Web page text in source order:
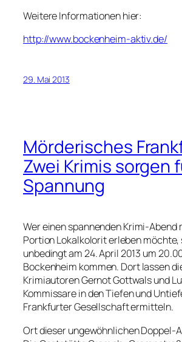
Weitere Informationen hier:
http://www.bockenheim-aktiv.de/
29. Mai 2013
Mörderisches
Zwei Krimis sorgen
Spannung
Wer einen spannenden Krimi-Abend
Portion Lokalkolorit erleben
unbedingt am 24. April 2013 um
Bockenheim kommen. Dort lassen
Krimiautoren Gernot Gottwals und
Kommissare in den Tiefen und
Frankfurter Gesellschaft ermitteln.
Ort dieser ungewöhnlichen Doppel-